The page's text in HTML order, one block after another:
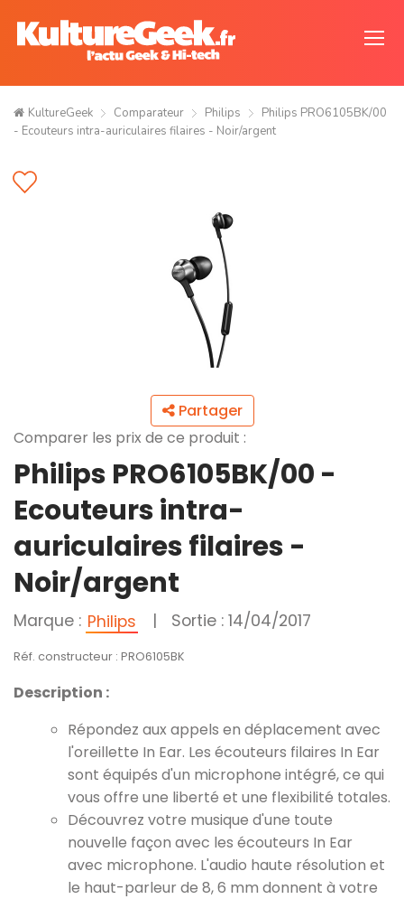
KultureGeek Comparateur Philips
Philips PRO6105BK/00
- Ecouteurs intra-auriculaires filaires - Noir/argent
Partager
Comparer les prix de ce produit :
Philips PRO6105BK/00 -
Ecouteurs intra-
auriculaires filaires -
Noir/argent
Marque : Philips | Sortie : 14/04/2017
Réf. constructeur : PRO6105BK
Description :
Répondez aux appels en déplacement avec
l'oreillette In Ear. Les écouteurs filaires In Ear
sont équipés d'un microphone intégré, ce qui
vous offre une liberté et une flexibilité totales.
Découvrez votre musique d'une toute
nouvelle façon avec les écouteurs In Ear
avec microphone. L'audio haute résolution et
le haut-parleur de 8, 6 mm donnent à votre